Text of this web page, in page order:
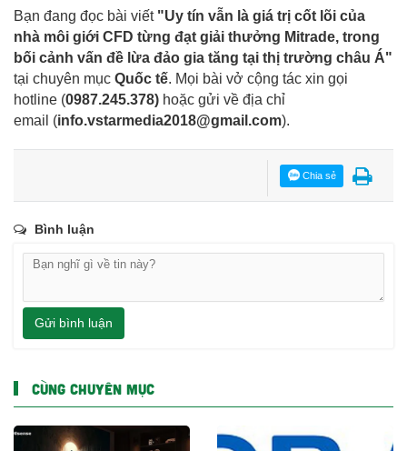
Bạn đang đọc bài viết "Uy tín vẫn là giá trị cốt lõi của
nhà môi giới CFD từng đạt giải thưởng Mitrade, trong
bối cảnh vấn đề lừa đảo gia tăng tại thị trường châu Á"
tại chuyên mục Quốc tế. Mọi bài vở cộng tác xin gọi
hotline (0987.245.378) hoặc gửi về địa chỉ
email (info.vstarmedia2018@gmail.com).
Chia sẻ
Bình luận
Gửi bình luận
CÙNG CHUYÊN MỤC